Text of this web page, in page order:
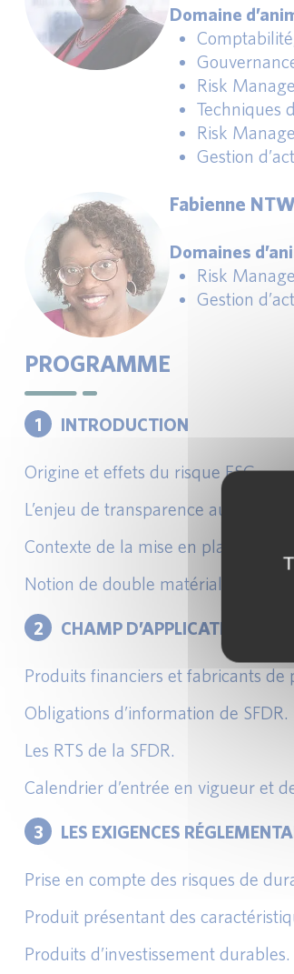
Domaine
Risk
Techniques
Risk
Gestion
Fabienne
Domaines
Risk
Gestion
PROGRAMME
1 INTRODUCTION
Origine et effets du risque ESG.
L’enjeu de transparence autour du
Contexte de la mise en place de
Notion de double matérialité.
2 CHAMP D’APPLICATION DE
Produits financiers et fabricants de
Obligations d’information de SFDR.
Les RTS de la SFDR.
Calendrier d’entrée en vigueur et
3 LES EXIGENCES
Prise en compte des risques de
Produit présentant des
Produits d’investissement durables.